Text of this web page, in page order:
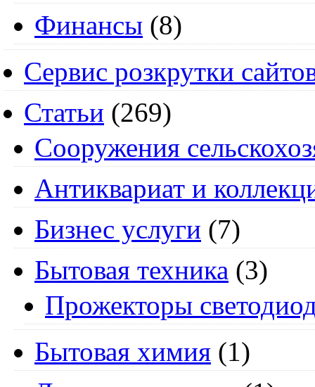
Финансы (8)
Сервис розкрутки
Статьи (269)
Cооружения
Антиквариат и
Бизнес услуги (7)
Бытовая техника (3)
Прожекторы
Бытовая химия (1)